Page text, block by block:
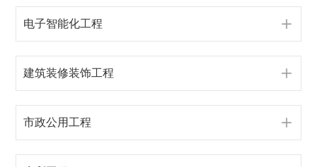
电子智能化工程
建筑装修装饰工程
市政公用工程